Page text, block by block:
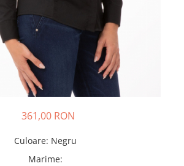
361,00 RON
Culoare: Negru
Marime: